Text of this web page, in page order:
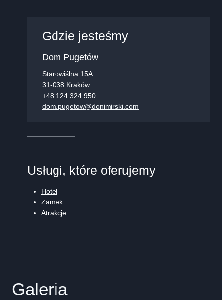
Gdzie jesteśmy
Dom Pugetów
Starowiślna 15A
31-038 Kraków
+48 124 324 950
dom.pugetow@donimirski.com
Usługi, które oferujemy
Hotel
Zamek
Atrakcje
Galeria